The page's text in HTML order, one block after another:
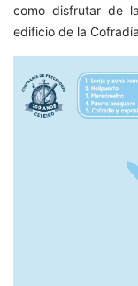
como disfrutar de
edificio de la